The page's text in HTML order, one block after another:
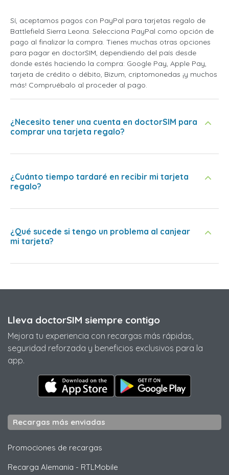
Sí, aceptamos pagos con PayPal para tarjetas regalo de
Battlefield Sierra Leona. Selecciona PayPal como opción de
pago al finalizar la compra. Tienes muchas otras opciones
para pagar en doctorSIM, dependiendo del país desde
donde estés haciendo la compra: Google Pay, Apple Pay,
tarjeta de crédito o débito, Bizum, criptomonedas ¡y muchos
más! Compruébalo al proceder al pago.
¿Necesito tener una cuenta en doctorSIM para
comprar una tarjeta regalo?
¿Cuánto tiempo tardaré en recibir mi tarjeta
regalo?
¿Qué sucede si tengo un problema al canjear
mi tarjeta?
Lleva doctorSIM siempre contigo
Mejora tu experiencia con recargas más rápidas,
seguridad reforzada y beneficios exclusivos para la
app.
Recargas más enviadas
Promociones de recargas
Recarga Alemania - RTLMobile